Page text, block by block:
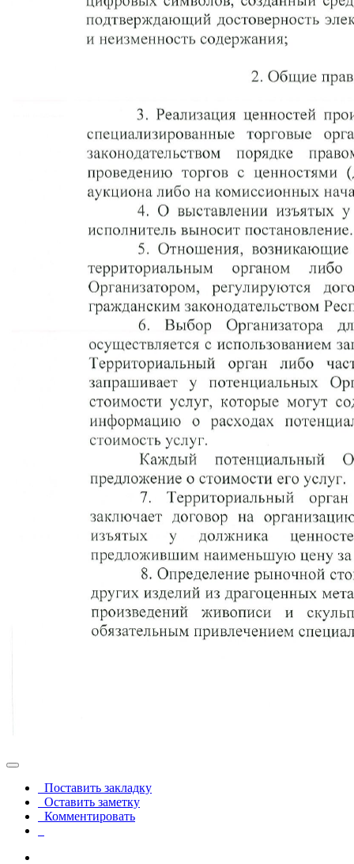
Поставить закладку
Оставить заметку
Комментировать